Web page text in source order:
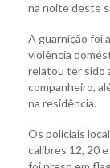
na noite deste
A guarnição foi
violência
relatou ter sido
companheiro,
na residência.
Os policiais
calibres 12, 20